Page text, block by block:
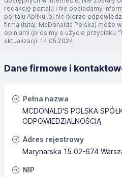
redakcję portalu i nie posiadamy
portalu Aplikuj.pl nie bierze
firma (tutaj: McDonalds Polska) może
opiniami (prosimy o użycie przycisku
aktualizacji: 14.05.2024
Dane firmowe i
Pełna nazwa
MCDONALD'S POLSKA
ODPOWIEDZIALNOŚCIĄ
Adres rejestrowy
Marynarska 15 02-674
NIP